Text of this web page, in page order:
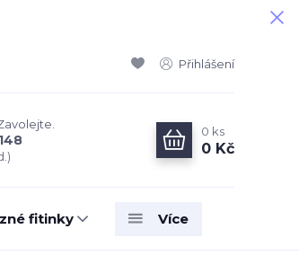
Přihlášení
0 ks
0 Kč
fitinky Více